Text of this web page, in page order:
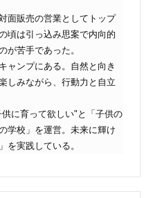
面販売の営業としてトップ
頃は引っ込み思案で内向的
が苦手であった。
ャンプにある。自然と向き
しみながら、行動力と自立
に育って欲しい"と「子供の
学校」を運営。未来に輝け
を実践している。